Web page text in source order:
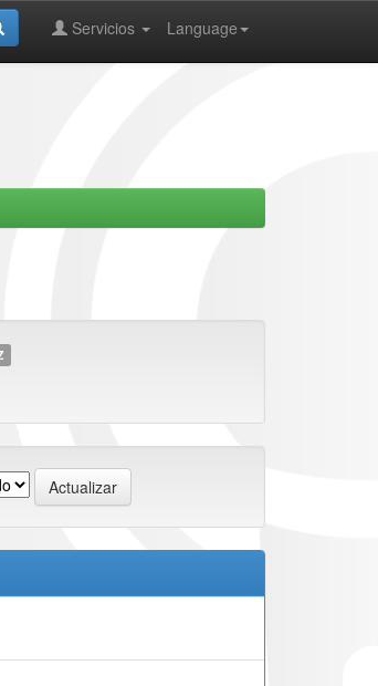
Language
Servicios